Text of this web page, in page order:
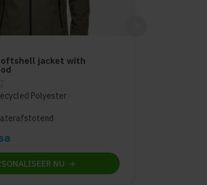
jacket with
van dit product is
Polyester
NU